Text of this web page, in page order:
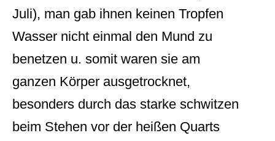
Juli), man gab ihnen keinen Tropfen
Wasser nicht einmal den Mund zu
benetzen u. somit waren sie am
ganzen Körper ausgetrocknet,
besonders durch das starke schwitzen
beim Stehen vor der heißen Quarts